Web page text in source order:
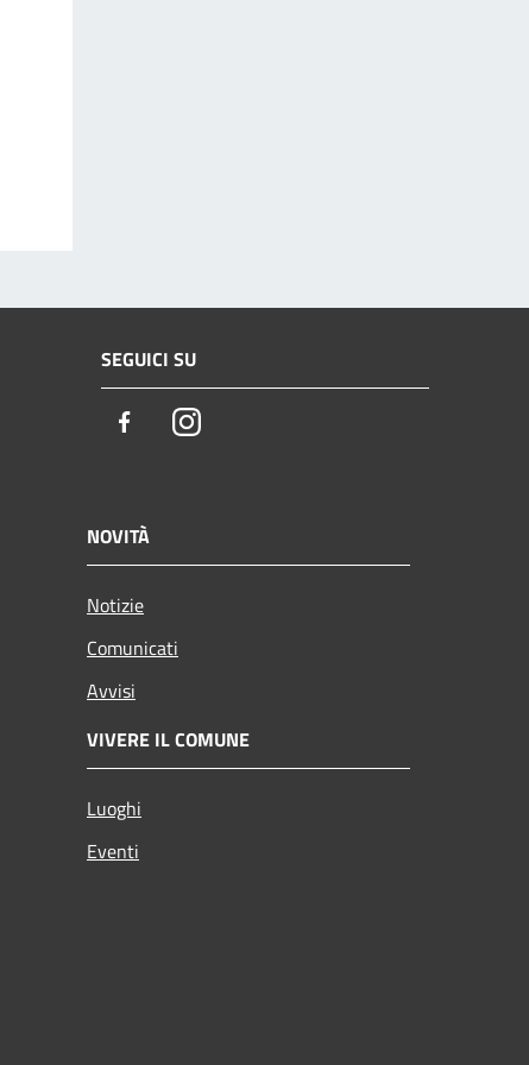
SEGUICI SU
FacebookInstagram
NOVITÀ
Notizie
Comunicati
Avvisi
VIVERE IL COMUNE
Luoghi
Eventi